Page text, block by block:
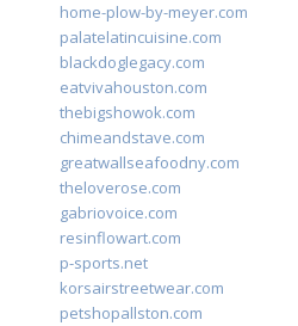
home-plow-by-meyer.com
palatelatincuisine.com
blackdoglegacy.com
eatvivahouston.com
thebigshowok.com
chimeandstave.com
greatwallseafoodny.com
theloverose.com
gabriovoice.com
resinflowart.com
p-sports.net
korsairstreetwear.com
petshopallston.com